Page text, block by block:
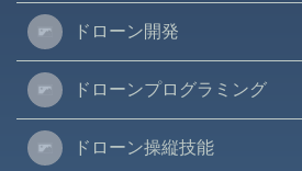
ドローン開発
ドローンプログラミング
ドローン操縦技能